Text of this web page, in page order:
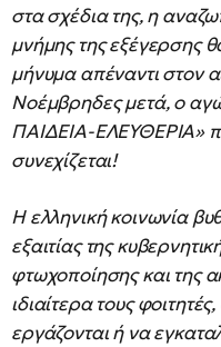
στα σχέδια της, η
μνήμης της εξέγερσης
μήνυμα απέναντι στον
Νοέμβρηδες μετά, ο
ΠΑΙΔΕΙΑ-ΕΛΕΥΘΕΡΙΑ»
συνεχίζεται!
Η ελληνική κοινωνία
εξαιτίας της
φτωχοποίησης και της
ιδιαίτερα τους
εργάζονται ή να